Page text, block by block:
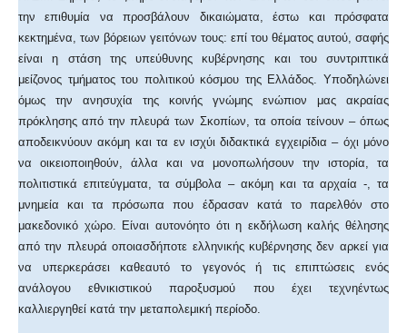
την επιθυμία να προσβάλουν δικαιώματα, έστω και πρόσφατα
κεκτημένα, των βόρειων γειτόνων τους: επί του θέματος αυτού, σαφής
είναι η στάση της υπεύθυνης κυβέρνησης και του συντριπτικά
μείζονος τμήματος του πολιτικού κόσμου της Ελλάδος. Υποδηλώνει
όμως την ανησυχία της κοινής γνώμης ενώπιον μας ακραίας
πρόκλησης από την πλευρά των Σκοπίων, τα οποία τείνουν – όπως
αποδεικνύουν ακόμη και τα εν ισχύι διδακτικά εγχειρίδια – όχι μόνο
να οικειοποιηθούν, άλλα και να μονοπωλήσουν την ιστορία, τα
πολιτιστικά επιτεύγματα, τα σύμβολα – ακόμη και τα αρχαία -, τα
μνημεία και τα πρόσωπα που έδρασαν κατά το παρελθόν στο
μακεδονικό χώρο. Είναι αυτονόητο ότι η εκδήλωση καλής θέλησης
από την πλευρά οποιασδήποτε ελληνικής κυβέρνησης δεν αρκεί για
να υπερκεράσει καθεαυτό το γεγονός ή τις επιπτώσεις ενός
ανάλογου εθνικιστικού παροξυσμού που έχει τεχνηέντως
καλλιεργηθεί κατά την μεταπολεμική περίοδο.